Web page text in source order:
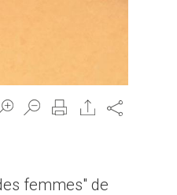
Share
femmes" de